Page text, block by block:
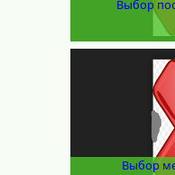
Выбор
Выбор